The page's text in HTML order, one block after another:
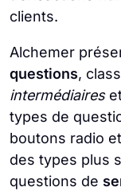
clients.
Alchemer
questions,
intermédiaires
types de
boutons radio
des types plus
questions de